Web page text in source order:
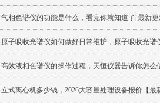
气相色谱仪的功能是什么，看完你就知道了[最新更
原子吸收光谱仪如何做好日常维护，原子吸收光谱
高效液相色谱仪的操作过程，天恒仪器告诉你怎么
立式离心机多少钱，2026大容量处理设备报价【最